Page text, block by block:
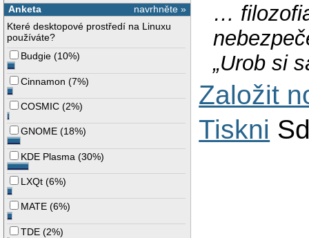
navrhněte »
Anketa
Které desktopové prostředí na Linuxu
používáte?
Budgie (10%)
Cinnamon (7%)
COSMIC (2%)
GNOME (18%)
KDE Plasma (30%)
LXQt (6%)
MATE (6%)
TDE (2%)
…
„Urob si
Založit
Tiskni